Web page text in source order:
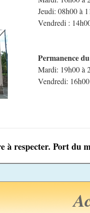
Jeudi: 08h00 à
Vendredi :
Permanence
Mardi: 19h00 à
Vendredi:
à respecter. Port du